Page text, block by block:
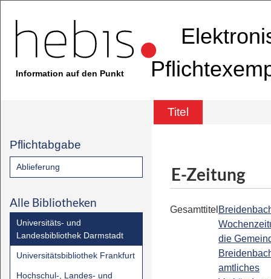
Information auf den Punkt
Titel
Pflichtabgabe
Ablieferung
Alle Bibliotheken
Universitäts- und
Landesbibliothek Darmstadt
Universitätsbibliothek Frankfurt
Hochschul-, Landes- und
E-Zeitung
Gesamttitel
die
amtliches